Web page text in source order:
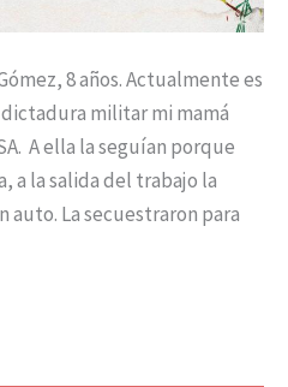
8 años. Actualmente es
militar mi mamá
A ella la seguían porque
a la salida del trabajo la
auto. La secuestraron para